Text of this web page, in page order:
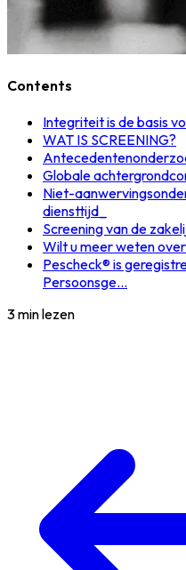
Contents
Integriteit is de basis
WAT IS SCREENING?
Globale
Niet-
diensttijd_
Screening van de
Wilt u meer weten
Pescheck® is
Persoonsge...
3 min lezen